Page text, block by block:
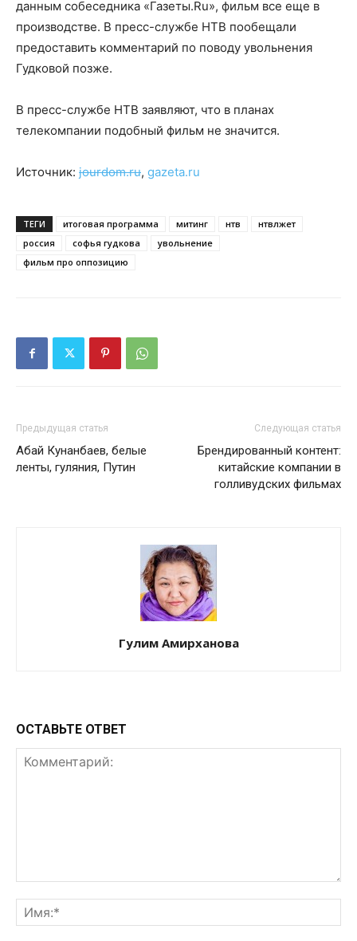
данным собеседника «Газеты.Ru», фильм все еще в
производстве. В пресс-службе НТВ пообещали
предоставить комментарий по поводу увольнения
Гудковой позже.
В пресс-службе НТВ заявляют, что в планах
телекомпании подобный фильм не значится.
Источник: jourdom.ru, gazeta.ru
ТЕГИ итоговая программа митинг нтв
нтвлжет
россия
софья гудкова
увольнение
фильм про оппозицию
Предыдущая статья
Абай Кунанбаев, белые
ленты, гуляния, Путин
Следующая статья
Брендированный контент:
китайские компании в
голливудских фильмах
Гулим Амирханова
ОСТАВЬТЕ ОТВЕТ